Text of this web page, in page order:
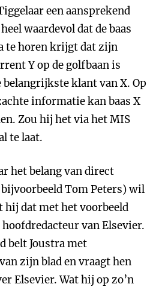
een aansprekend
waardevol dat de baas
te horen krijgt dat zijn
Y op de golfbaan is
belangrijkste klant van X. Op
informatie kan baas X
Zou hij het via het MIS
te laat.
het belang van direct
Tom Peters) wil
hij dat met het voorbeeld
van Elsevier.
belt Joustra met
zijn blad en vraagt hen
Elsevier. Wat hij op zo’n